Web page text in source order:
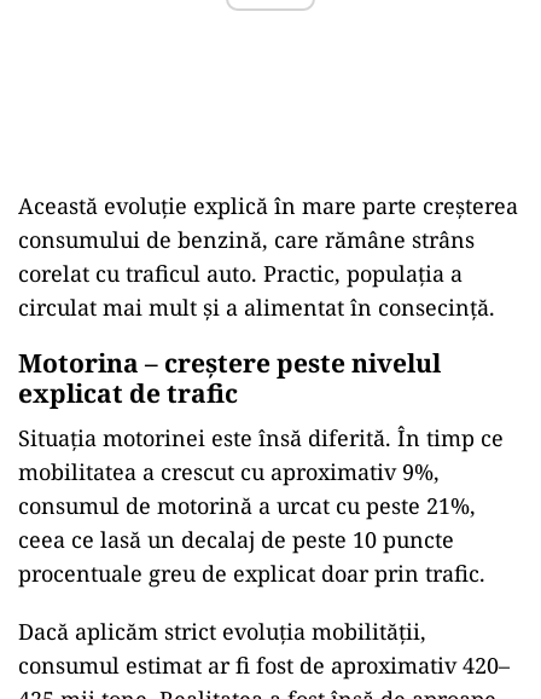
Această evoluție explică în mare parte creșterea
consumului de benzină, care rămâne strâns
corelat cu traficul auto. Practic, populația a
circulat mai mult și a alimentat în consecință.
Motorina – creștere peste nivelul
explicat de trafic
Situația motorinei este însă diferită. În timp ce
mobilitatea a crescut cu aproximativ 9%,
consumul de motorină a urcat cu peste 21%,
ceea ce lasă un decalaj de peste 10 puncte
procentuale greu de explicat doar prin trafic.
Dacă aplicăm strict evoluția mobilității,
consumul estimat ar fi fost de aproximativ 420–